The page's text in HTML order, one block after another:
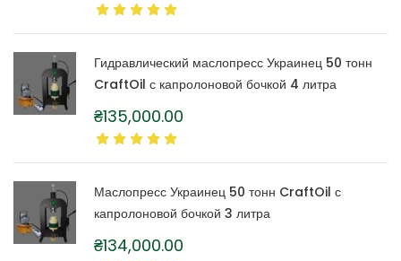
Гидравлический маслопресс Украинец 50 тонн
CraftOil с капролоновой бочкой 4 литра
₴135,000.00
Маслопресс Украинец 50 тонн CraftOil с
капролоновой бочкой 3 литра
₴134,000.00